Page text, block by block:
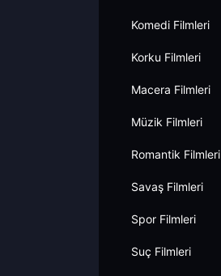
Komedi Filmleri
Korku Filmleri
Macera Filmleri
Müzik Filmleri
Romantik Filmleri
Savaş Filmleri
Spor Filmleri
Suç Filmleri